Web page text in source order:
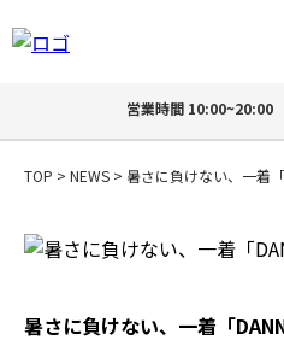
営業時間 10:00~20:00
TOP > NEWS > 暑さに負けない、一着
暑さに負けない、一着「